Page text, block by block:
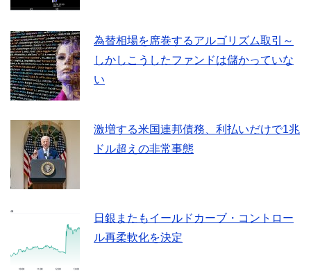
為替相場を席巻するアルゴリズム取引～
しかしこうしたファンドは儲かっていな
い
激増する米国連邦債務、利払いだけで1兆
ドル超えの非常事態
日銀またもイールドカーブ・コントロー
ル再柔軟化を決定